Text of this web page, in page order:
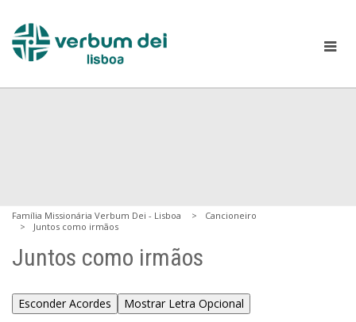
Família Missionária Verbum Dei - Lisboa
Cancioneiro
Juntos como irmãos
Juntos como irmãos
Esconder Acordes Mostrar Letra Opcional